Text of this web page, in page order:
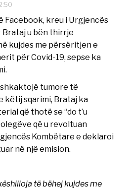
Facebook, kreu i Urgjencës
Brataj u bën thirrje
kujdes me përsëritjen e
për Covid-19, sepse ka
shkaktojë tumore të
këtij sqarimi, Brataj ka
që thotë se “do t’u
që u revoltuan
Kombëtare e deklaroi
në një emision.
të bëhej kujdes me